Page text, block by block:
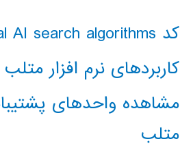
کد classical AI search algorithms
کاربردهای نرم افزار متلب
مشاهده واحدهای
متلب